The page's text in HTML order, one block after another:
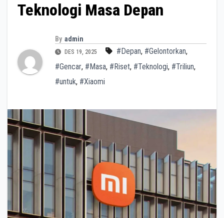
Teknologi Masa Depan
By admin
DES 19, 2025 #Depan, #Gelontorkan,
#Gencar, #Masa, #Riset, #Teknologi, #Triliun,
#untuk, #Xiaomi